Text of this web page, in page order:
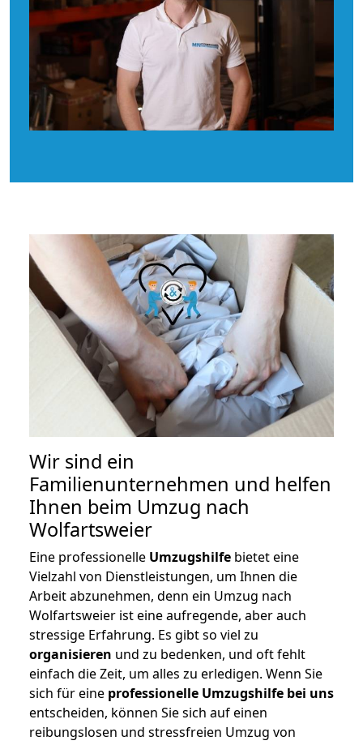
Wir sind ein
Familienunternehmen und helfen
Ihnen beim Umzug nach
Wolfartsweier
Eine professionelle Umzugshilfe bietet eine
Vielzahl von Dienstleistungen, um Ihnen die
Arbeit abzunehmen, denn ein Umzug nach
Wolfartsweier ist eine aufregende, aber auch
stressige Erfahrung. Es gibt so viel zu
organisieren und zu bedenken, und oft fehlt
einfach die Zeit, um alles zu erledigen. Wenn Sie
sich für eine professionelle Umzugshilfe bei uns
entscheiden, können Sie sich auf einen
reibungslosen und stressfreien Umzug von